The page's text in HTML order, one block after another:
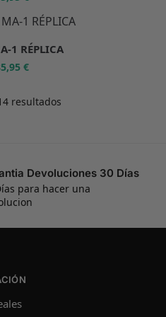
1 RÉPLICA
€
resultados
Devoluciones 30 Días
para hacer una